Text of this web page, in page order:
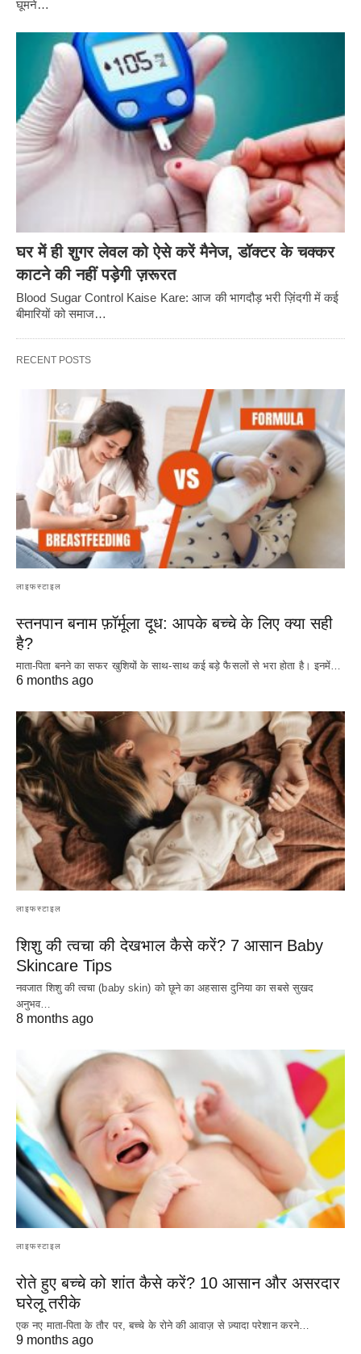
घूमने…
घर में ही शुगर लेवल को ऐसे करें मैनेज, डॉक्टर के चक्कर
काटने की नहीं पड़ेगी ज़रूरत
Blood Sugar Control Kaise Kare: आज की भागदौड़ भरी ज़िंदगी में कई
बीमारियों को समाज…
RECENT POSTS
लाइफस्टाइल
स्तनपान बनाम फ़ॉर्मूला दूध: आपके बच्चे के लिए क्या सही
है?
माता-पिता बनने का सफर खुशियों के साथ-साथ कई बड़े फैसलों से भरा होता है। इनमें…
6 months ago
लाइफस्टाइल
शिशु की त्वचा की देखभाल कैसे करें? 7 आसान Baby
Skincare Tips
नवजात शिशु की त्वचा (baby skin) को छूने का अहसास दुनिया का सबसे सुखद
अनुभव…
8 months ago
लाइफस्टाइल
रोते हुए बच्चे को शांत कैसे करें? 10 आसान और असरदार
घरेलू तरीके
एक नए माता-पिता के तौर पर, बच्चे के रोने की आवाज़ से ज़्यादा परेशान करने…
9 months ago